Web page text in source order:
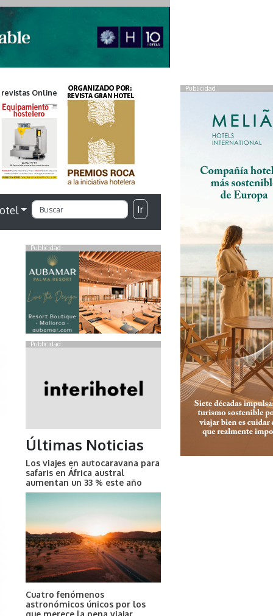
Publicidad
Online
Ir
Publicidad
Publicidad
Últimas Noticias
Los viajes en autocaravana para
safaris en África austral
aumentan un 33 % este año
Cuatro fenómenos
astronómicos únicos por los
que merece la pena viajar